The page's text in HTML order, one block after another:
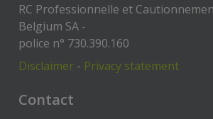
RC Professionnelle et
Belgium SA -
police n° 730.390.160
Disclaimer - Privacy statement
Contact